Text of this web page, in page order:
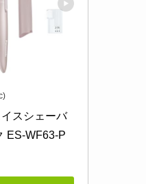
スシェーバ
ES-WF63-P